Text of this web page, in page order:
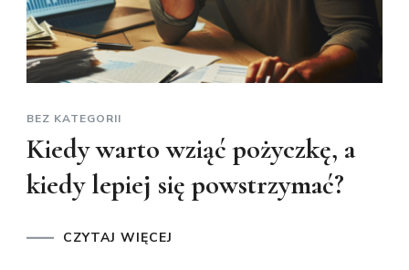
BEZ KATEGORII
Kiedy warto wziąć pożyczkę, a
kiedy lepiej się powstrzymać?
CZYTAJ WIĘCEJ